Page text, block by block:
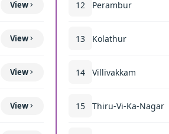
View
View
View
View
12 Perambur
13 Kolathur
14 Villivakkam
15 Thiru-Vi-Ka-Nagar